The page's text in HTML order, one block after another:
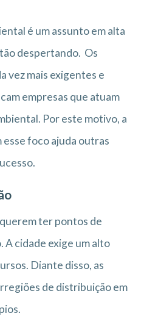
é um assunto em alta
despertando. Os
vez mais exigentes e
empresas que atuam
Por este motivo, a
esse foco ajuda outras
ter pontos de
A cidade exige um alto
Diante disso, as
de distribuição em